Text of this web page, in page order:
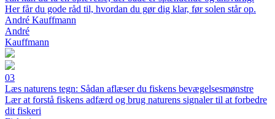
Her får du gode råd til, hvordan du gør dig klar, før solen står op.
André Kauffmann
André
Kauffmann
03
Læs naturens tegn: Sådan aflæser du fiskens bevægelsesmønstre
Lær at forstå fiskens adfærd og brug naturens signaler til at forbedre
dit fiskeri